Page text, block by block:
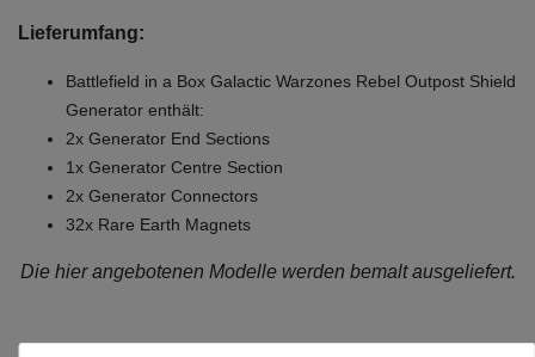
Lieferumfang:
Battlefield in a Box Galactic Warzones Rebel Outpost Shield
Generator enthält:
2x Generator End Sections
1x Generator Centre Section
2x Generator Connectors
32x Rare Earth Magnets
Die hier angebotenen Modelle werden bemalt ausgeliefert.